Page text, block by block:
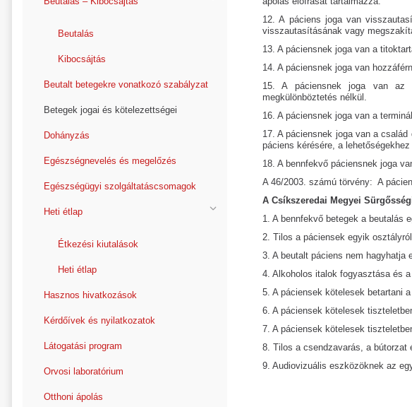
12. A páciens joga van
visszautasításának vagy
13. A páciensnek joga van a
14. A páciensnek joga van
15. A páciensnek joga van az
megkülönböztetés nélkül.
16. A páciensnek joga van a
17. A páciensnek joga van a
páciens kérésére, a
18. A bennfekvő páciensnek joga
A 46/2003. számú törvény: A
A Csíkszeredai Megyei
1. A bennfekvő betegek a beutalás
2. Tilos a páciensek egyik
3. A beutalt páciens nem
4. Alkoholos italok fogyasztása és
5. A páciensek kötelesek betartani
6. A páciensek kötelesek
7. A páciensek kötelesek
8. Tilos a csendzavarás, a bútorzat
9. Audiovizuális eszközöknek az
Beutalás
Kibocsájtás
Beutalt betegekre vonatkozó szabályzat
Betegek jogai és kötelezettségei
Dohányzás
Egészségnevelés és megelőzés
Egészségügyi szolgáltatáscsomagok
Heti étlap
Étkezési kiutalások
Heti étlap
Hasznos hivatkozások
Kérdőívek és nyilatkozatok
Látogatási program
Orvosi laboratórium
Otthoni ápolás